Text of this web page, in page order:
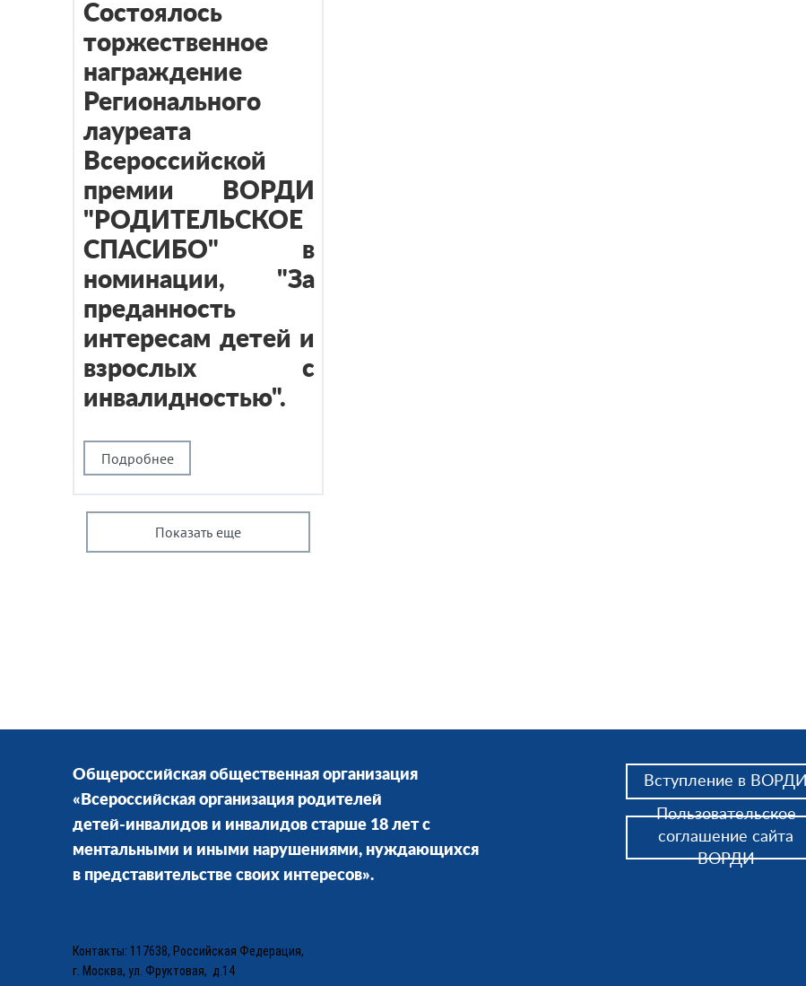
Подробнее
Состоялось
торжественное
награждение
Регионального
лауреата
Всероссийской
премии ВОРДИ
"РОДИТЕЛЬСКОЕ
СПАСИБО" в
номинации, "За
преданность
интересам детей и
взрослых с
инвалидностью".
Показать еще
Общероссийская общественная организация
«Всероссийская организация родителей
детей-инвалидов и инвалидов старше 18 лет с
ментальными и иными нарушениями, нуждающихся
в представительстве своих интересов».
Контакты: 117638, Российская Федерация,
г. Москва, ул. Фруктовая, д.14
Вступление в ВОРДИ
Пользовательское
соглашение сайта
ВОРДИ